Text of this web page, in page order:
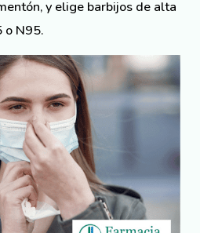
y elige barbijos de alta
o N95.